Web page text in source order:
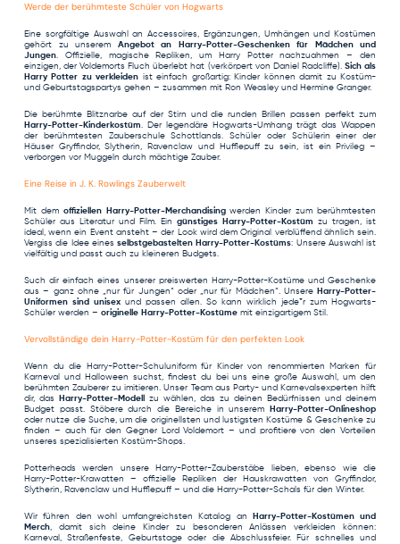
Werde der berühmteste Schüler von Hogwarts
Eine sorgfältige Auswahl an Accessoires, Ergänzungen, Umhängen und Kostümen
gehört zu unserem Angebot an Harry-Potter-Geschenken für Mädchen und
Jungen. Offizielle, magische Repliken, um Harry Potter nachzuahmen – den
einzigen, der Voldemorts Fluch überlebt hat (verkörpert von Daniel Radcliffe). Sich als
Harry Potter zu verkleiden ist einfach großartig: Kinder können damit zu Kostüm-
und Geburtstagspartys gehen – zusammen mit Ron Weasley und Hermine Granger.
Die berühmte Blitznarbe auf der Stirn und die runden Brillen passen perfekt zum
Harry-Potter-Kinderkostüm. Der legendäre Hogwarts-Umhang trägt das Wappen
der berühmtesten Zauberschule Schottlands. Schüler oder Schülerin einer der
Häuser Gryffindor,Slytherin, Ravenclaw und Hufflepuffzu sein, ist ein Privileg –
verborgen vor Muggeln durch mächtige Zauber.
Eine Reise in J. K. Rowlings Zauberwelt
Mit dem offiziellen Harry-Potter-Merchandisingwerden Kinder zum berühmtesten
Schüler aus Literatur und Film. Ein günstiges Harry-Potter-Kostüm zu tragen, ist
ideal, wenn ein Event ansteht – der Look wird dem Original verblüffend ähnlich sein.
Vergiss die Idee eines selbstgebastelten Harry-Potter-Kostüms: Unsere Auswahl ist
vielfältig und passt auch zu kleineren Budgets.
Such dir einfach eines unserer preiswerten Harry-Potter-Kostüme und Geschenke
aus – ganz ohne „nur für Jungen“ oder „nur für Mädchen“. Unsere Harry-Potter-
Uniformen sind unisex und passen allen. So kann wirklich jede*r zum Hogwarts-
Schüler werden – originelle Harry-Potter-Kostüme mit einzigartigem Stil.
Vervollständige dein Harry-Potter-Kostüm für den perfekten Look
Wenn du die Harry-Potter-Schuluniform für Kinder von renommierten Marken für
Karneval und Halloween suchst, findest du bei uns eine große Auswahl, um den
berühmten Zauberer zu imitieren. Unser Team aus Party- und Karnevalsexperten hilft
dir, das
Harry-Potter-Modell
zu wählen, das zu deinen Bedürfnissen und deinem
Budget passt. Stöbere durch die Bereiche in unserem
Harry-Potter-Onlineshop
oder nutze die Suche, um die originellsten und lustigsten Kostüme & Geschenke zu
finden – auch für den Gegner Lord Voldemort – und profitiere von den Vorteilen
unseres spezialisierten Kostüm-Shops.
Potterheads werden unsere Harry-Potter-Zauberstäbe lieben, ebenso wie die
Harry-Potter-Krawatten – offizielle Repliken der Hauskrawatten von Gryffindor,
Slytherin, Ravenclaw und Hufflepuff – und die Harry-Potter-Schals für den Winter.
Wir führen den wohl umfangreichsten Katalog an
Harry-Potter-Kostümen und
Merch, damit sich deine Kinder zu besonderen Anlässen verkleiden können:
Karneval, Straßenfeste, Geburtstage oder die Abschlussfeier. Für schnelles und